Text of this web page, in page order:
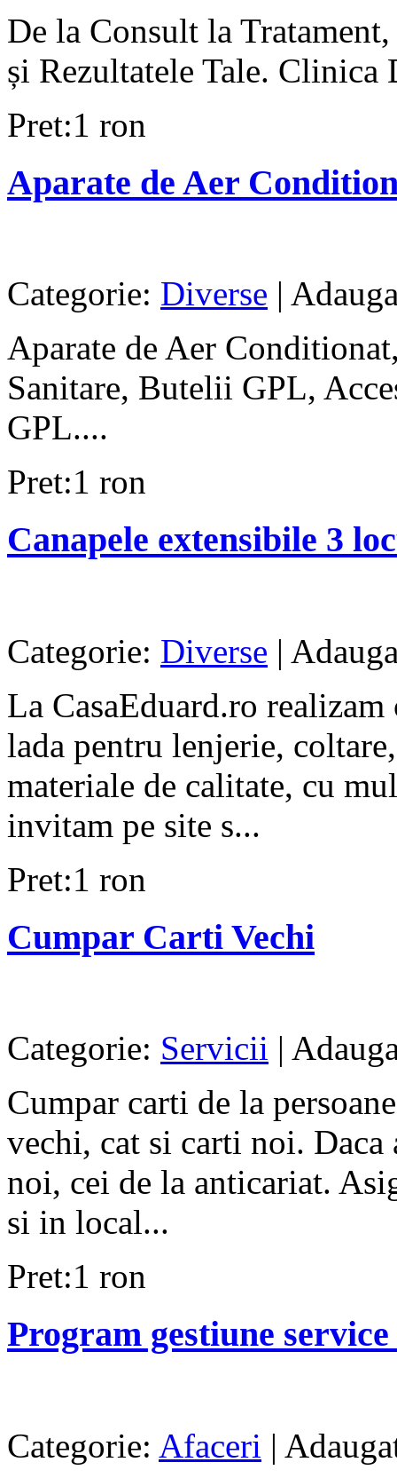
De la Consult la
și Rezultatele Tale.
Pret:1 ron
Aparate de Aer
Categorie: Diverse |
Aparate de Aer
Sanitare, Butelii GPL,
GPL....
Pret:1 ron
Canapele extensibile 3
Categorie: Diverse |
La CasaEduard.ro
lada pentru lenjerie,
materiale de calitate, cu
invitam pe site s...
Pret:1 ron
Cumpar Carti Vechi
Categorie: Servicii |
Cumpar carti de la
vechi, cat si carti noi. Daca
noi, cei de la anticariat.
si in local...
Pret:1 ron
Program gestiune
Categorie: Afaceri |